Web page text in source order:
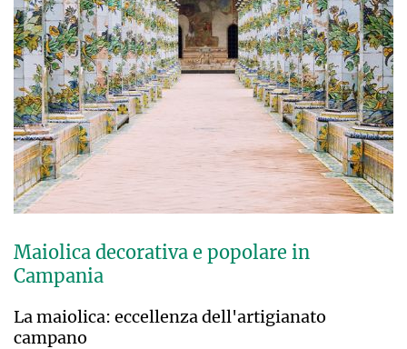
Maiolica decorativa e popolare in
Campania
La maiolica: eccellenza dell'artigianato
campano